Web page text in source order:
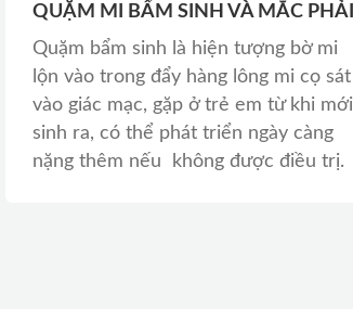
QUẶM MI BẨM SINH VÀ MẮC PHẢI
Quặm bẩm sinh là hiện tượng bờ mi
lộn vào trong đẩy hàng lông mi cọ sát
vào giác mạc, gặp ở trẻ em từ khi mới
sinh ra, có thể phát triển ngày càng
nặng thêm nếu không được điều trị.